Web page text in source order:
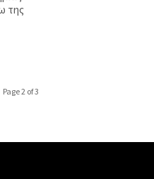
της
Page 2 of 3